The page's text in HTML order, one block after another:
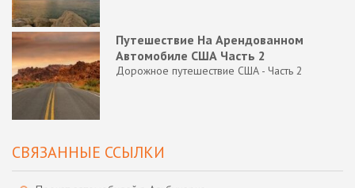
Путешествие На Арендованном
Автомобиле США Часть 2
Дорожное путешествие США - Часть 2
СВЯЗАННЫЕ ССЫЛКИ